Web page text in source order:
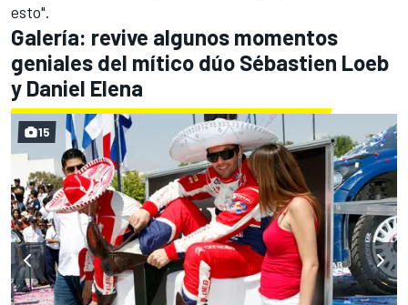
esto".
Galería: revive algunos momentos
geniales del mítico dúo Sébastien Loeb
y Daniel Elena
15